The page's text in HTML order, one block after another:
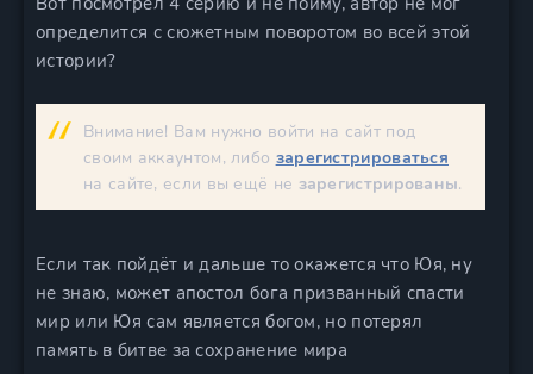
определится с сюжетным поворотом во всей этой
истории?
Внимание! Вам нужно войти на сайт под
своим аккаунтом, либо зарегистрироваться
на сайте, если вы ещё не зарегистрированы.
Если так пойдёт и дальше то окажется что Юя, ну
не знаю, может апостол бога призванный спасти
мир или Юя сам является богом, но потерял
память в битве за сохранение мира